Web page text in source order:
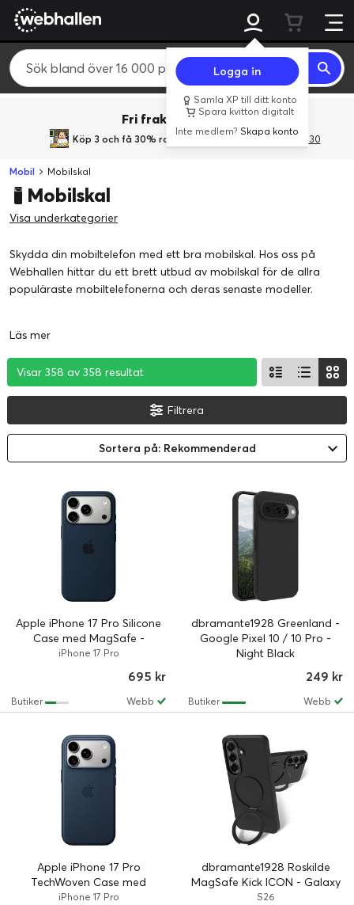
Logga in
Samla XP till ditt konto
Spara kvitton digitalt
Inte medlem?Skapa konto
Fri frakt över 800 kr.
Köp 3 och få 30% rabatt med rabattkoden 3Gives30
Mobil Mobilskal
Mobilskal
Visa underkategorier
Skydda din mobiltelefon med ett bra mobilskal. Hos oss på
Webhallen hittar du ett brett utbud av mobilskal för de allra
populäraste mobiltelefonerna och deras senaste modeller.
Läs mer
Visar 358 av 358 resultat
Visar 358 av 358 resultat
Visar 358 av 358 resultat
Filtrera
Sortera på: Rekommenderad
Apple iPhone 17 Pro Silicone
Case med MagSafe -
Midnight
iPhone 17 Pro
695 kr
Webb
Butiker
dbramante1928 Greenland -
Google Pixel 10 / 10 Pro -
Night Black
249 kr
Webb
Butiker
Apple iPhone 17 Pro
TechWoven Case med
MagSafe - Blue
iPhone 17 Pro
dbramante1928 Roskilde
MagSafe Kick ICON - Galaxy
S26 - Midnight
S26